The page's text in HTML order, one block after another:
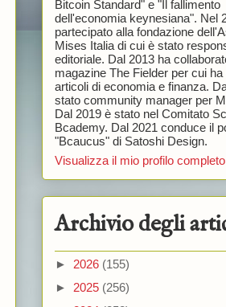
Bitcoin Standard" e "Il fallimento
dell'economia keynesiana". Nel
partecipato alla fondazione
Mises Italia di cui è stato
editoriale. Dal 2013 ha
magazine The Fielder per cui
articoli di economia e finanza.
stato community manager per
Dal 2019 è stato nel Comitato
Bcademy. Dal 2021 conduce il
"Bcaucus" di Satoshi Design.
Visualizza il mio profilo completo
Archivio degli
► 2026 (155)
► 2025 (256)